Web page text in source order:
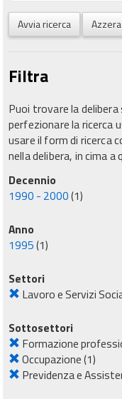
Avvia ricerca
Filtra
Puoi trovare la
perfezionare la ricerca
usare il form di ricerca
nella delibera, in cima a
Decennio
1990 - 2000(1)
Anno
1995(1)
Settori
Lavoro e Servizi
Sottosettori
Formazione
Occupazione(1)
Previdenza e